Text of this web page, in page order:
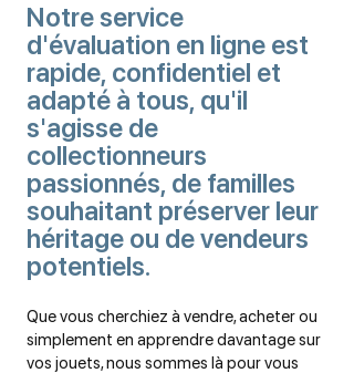
Notre service
d'évaluation en ligne est
rapide, confidentiel et
adapté à tous, qu'il
s'agisse de
collectionneurs
passionnés, de familles
souhaitant préserver leur
héritage ou de vendeurs
potentiels.
Que vous cherchiez à vendre, acheter ou
simplement en apprendre davantage sur
vos jouets, nous sommes là pour vous